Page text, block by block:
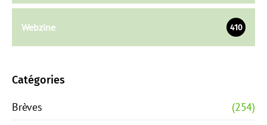
Webzine 410
Catégories
Brèves
(254)